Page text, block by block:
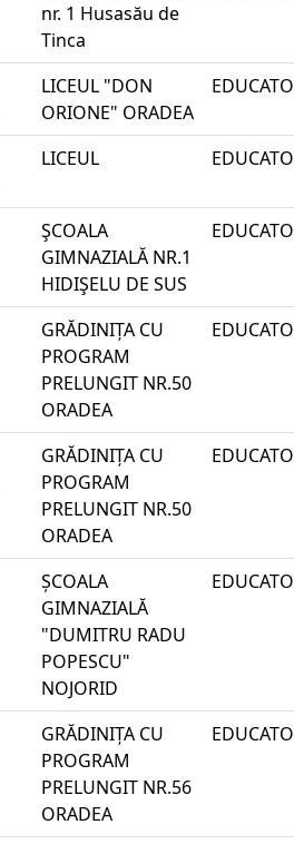
nr. 1 Husasău de
Tinca
LICEUL "DON
ORIONE" ORADEA
LICEUL
ŞCOALA
GIMNAZIALĂ NR.1
HIDIŞELU DE SUS
GRĂDINIȚA CU
PROGRAM
PRELUNGIT NR.50
ORADEA
GRĂDINIȚA CU
PROGRAM
PRELUNGIT NR.50
ORADEA
ȘCOALA
GIMNAZIALĂ
"DUMITRU RADU
POPESCU"
NOJORID
GRĂDINIȚA CU
PROGRAM
PRELUNGIT NR.56
ORADEA